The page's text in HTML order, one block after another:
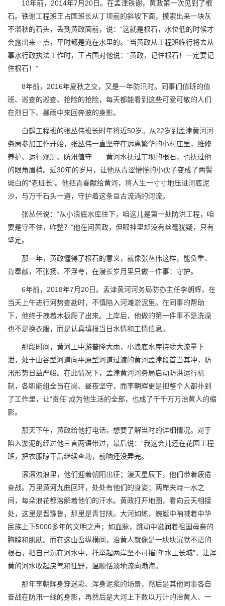
10年前，2014年7月20日。在孟津铁谢，黄政第一次见到了根
石。铁谢工程班王占国班长从丁坝前的斜坡下面，摸索出来一块灰
不溜秋的石头，丢到黄政面前，说：“这就是根石，水位低的时候才
会露出来一点，平时都是淹在水里的。”当黄政从工程班临行将去从
事水行政执法工作时，王占国对他说：“黄政，记住根石！一定要记
住根石！”
8年前，2016年夏秋之交，又是一年防汛时。同事们值班的值
班、巡查的巡查、抢险的抢险，每天都能看到这些可爱可敬的人们
在烈日下、暴雨中来回奔波的身影。
白鹤工程班的张丛伟班长时年将近50岁。从22岁到孟津黄河河
务局参加工作开始，张丛伟一直坚守在远离繁华的小村庄里，维修
养护、运行观测、防汛值守……黄河水抚过丁坝的根石，也抚过他
的眼角眉梢。近30年的岁月，让他从青涩懵懂的小伙子变成了两鬓
斑白的“老班长”。他把青春献给黄河，将人生一寸寸地压进河底泥
沙，与万千石头一道，守护着这条亘古流淌的河流。
张丛伟说：“从小浪底水库往下，咱这儿是第一处防洪工程，咱
要是守不住，咋整？”他在问黄政，但眼神里却没有丝毫犹疑，只有
坚定。
那一年，黄政懂得了根石的意义，就像张丛伟这样，能负重、
肯奉献，不张扬、不浮夸，在漫长岁月里只做一件事：守护。
6年前，2018年7月20日。孟津黄河河务局防办主任李朝辉，在
当天上午进行河势查勘时，不慎陷入河滩淤泥里。在同事的帮助
下，他终于拽着木板爬了出来。上岸后，他做的第一件事不是洗澡
也不是换衣服，而是认真填报当日水情和工情信息。
那段时间，黄河上中游普降大雨，小浪底水库持续大流量下
泄，处于山谷型河道向平原型河道过渡的黄河孟津段首当其冲，防
汛形势日益严峻。在此情况下，孟津黄河河务局启动防洪运行机
制，各职能组全员在岗、昼夜坚守，而李朝辉更是把整个人都扑到
了工作里，让“责任”成为他生活的全部，也成了千千万万治黄人的缩
影。
那天下午，黄政给他打电话，想要了解当时的详细情况。对于
陷入淤泥的经过他三言两语带过，最后说：“我这会儿还在花园工程
班，把衣服晾干后继续查勘，前晌还没弄完。”
滚滚浊浪里，他们迎着朝阳出征；漫天星辰下，他们带着疲倦
奋战。万里黄河九曲回环，处处有他们的身姿；两岸夹峙一水之
间，每朵浪花都溶解着他们的汗水。黄政打开地图，看向云天相接
处，这里是晋豫鲁，那里是青甘陕。大河如练，蜿蜒中呐喊着中华
民族上下5000多年的文明之声；如血脉，跳动中滋润着祖国母亲的
胸膛和肌肤。而在这山峦纵横间，治黄人就像是一块块沉默不语的
根石，把自己沉在河水中，托举起两岸坚不可摧的“水上长城”，让浑
黄的河水收起戾气和狂野，温顺恬淡地流向渤海。
那年李朝辉身穿迷彩、浑身泥浆的场景，然后是其他同事各自
奋战在防汛一线的身影，再然后是大河上下数以万计的治黄人、一